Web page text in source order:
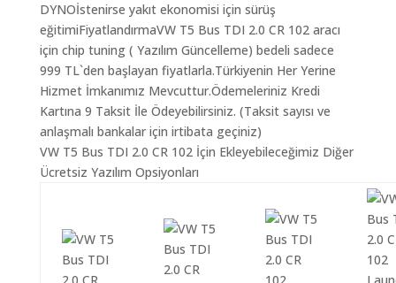
DYNOİstenirse yakıt ekonomisi için sürüş
eğitimiFiyatlandırmaVW T5 Bus TDI 2.0 CR 102 aracı
için chip tuning ( Yazılım Güncelleme) bedeli sadece
999 TL`den başlayan fiyatlarla.Türkiyenin Her Yerine
Hizmet İmkanımız Mevcuttur.Ödemeleriniz Kredi
Kartına 9 Taksit İle Ödeyebilirsiniz. (Taksit sayısı ve
anlaşmalı bankalar için irtibata geçiniz)
VW T5 Bus TDI 2.0 CR 102 İçin Ekleyebileceğimiz Diğer
Ücretsiz Yazılım Opsiyonları